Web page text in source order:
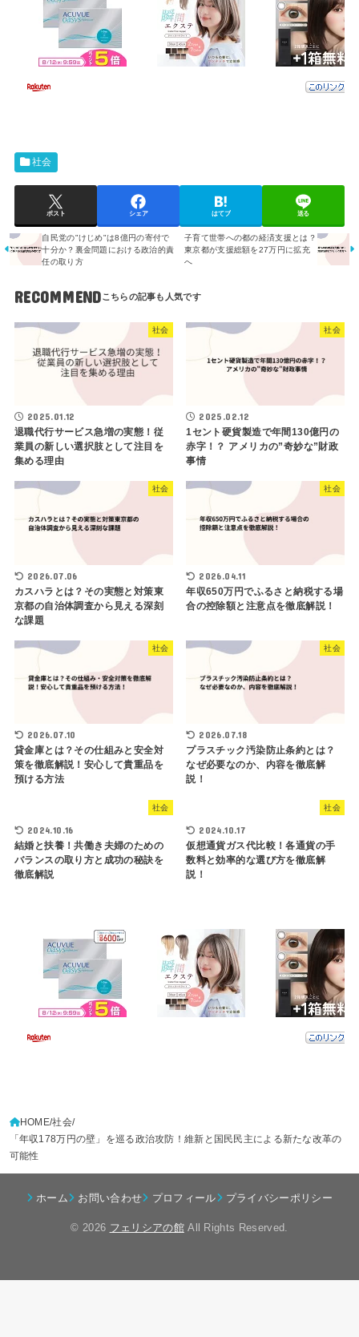
社会
ポスト シェア はてブ 送る
自民党の"けじめ"は8億円の寄付で
十分か？裏金問題における政治的責
任の取り方
子育て世帯への都の経済支援とは？
東京都が支援総額を27万円に拡充
へ
RECOMMEND
社会
2025.01.12
退職代行サービス急増の実態！従
業員の新しい選択肢として注目を
集める理由
社会
2025.02.12
1セント硬貨製造で年間130億円の
赤字！？ アメリカの”奇妙な”財政
事情
社会
2026.07.06
カスハラとは？その実態と対策東
京都の自治体調査から見える深刻
な課題
社会
2026.04.11
年収650万円でふるさと納税する場
合の控除額と注意点を徹底解説！
社会
2026.07.10
貸金庫とは？その仕組みと安全対
策を徹底解説！安心して貴重品を
預ける方法
社会
2026.07.18
プラスチック汚染防止条約とは？
なぜ必要なのか、内容を徹底解
説！
社会
2024.10.16
結婚と扶養！共働き夫婦のための
バランスの取り方と成功の秘訣を
徹底解説
社会
2024.10.17
仮想通貨ガス代比較！各通貨の手
数料と効率的な選び方を徹底解
説！
HOME 社会
「年収178万円の壁」を巡る政治攻防！維新と国民民主による新たな改革の
可能性
ホーム お問い合わせ プロフィール プライバシーポリシー
© 2026 フェリシアの館All Rights Reserved.